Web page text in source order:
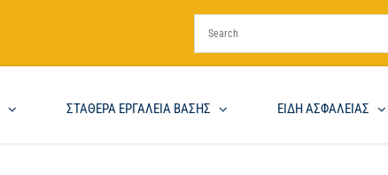
ΣΤΑΘΕΡΑ ΕΡΓΑΛΕΙΑ ΒΑΣΗΣ ΕΙΔΗ ΑΣΦΑΛΕΙΑΣ